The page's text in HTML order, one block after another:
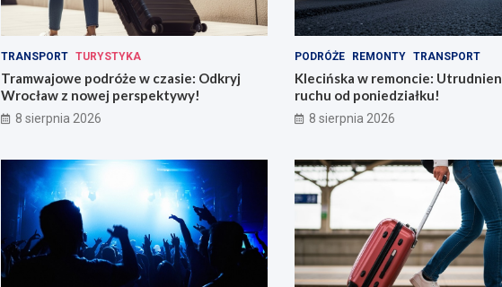
TRANSPORT TURYSTYKA
Tramwajowe podróże w czasie: Odkryj
Wrocław z nowej perspektywy!
8 sierpnia 2026
PODRÓŻE REMONTY TRANSPORT
Klecińska w remoncie:
ruchu od poniedziałku!
8 sierpnia 2026